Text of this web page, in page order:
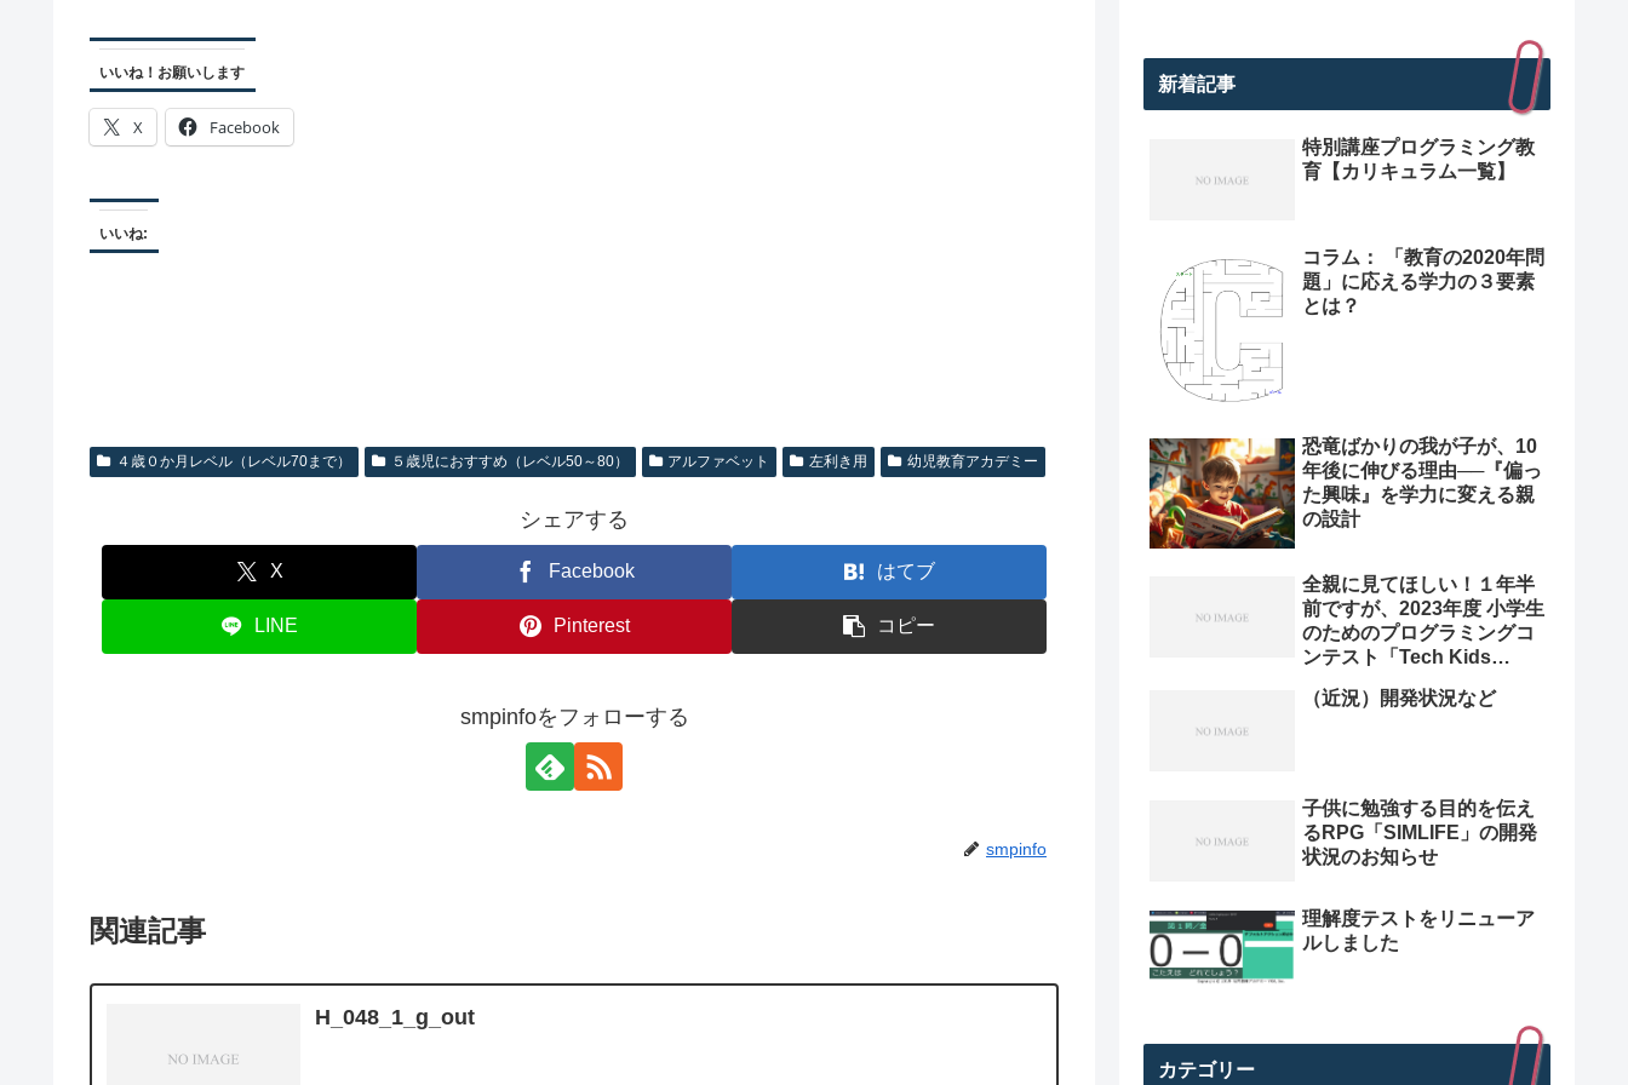
いいね！お願いします
X Facebook
いいね:
４歳０か月レベル（レベル70まで） ５歳児におすすめ（レベル50～80） アルファベット 左利き用 幼児教育アカデミー
シェアする
X Facebook はてブ
LINE Pinterest コピー
smpinfoをフォローする
smpinfo
関連記事
H_048_1_g_out
新着記事
特別講座プログラミング教
育【カリキュラム一覧】
コラム： 「教育の2020年問
題」に応える学力の３要素
とは？
恐竜ばかりの我が子が、10
年後に伸びる理由──『偏っ
た興味』を学力に変える親
の設計
全親に見てほしい！１年半
前ですが、2023年度 小学生
のためのプログラミングコ
ンテスト「Tech Kids
勝プレゼン動画を紹介。プ
（近況）開発状況など
子供に勉強する目的を伝え
るRPG「SIMLIFE」の開発
状況のお知らせ
理解度テストをリニューア
ルしました
カテゴリー